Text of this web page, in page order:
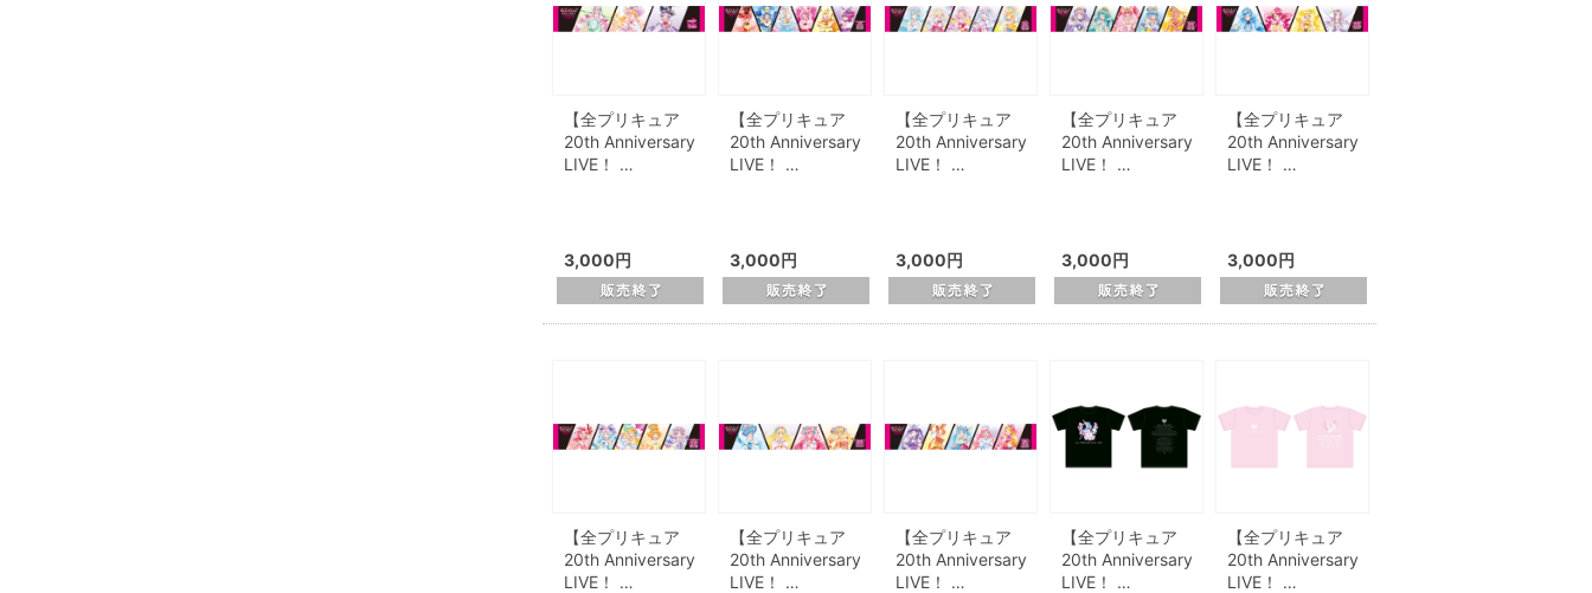
【全プリキュア
20th Anniversary
LIVE！ …
3,000円
【全プリキュア
20th Anniversary
LIVE！ …
3,000円
【全プリキュア
20th Anniversary
LIVE！ …
3,000円
【全プリキュア
20th Anniversary
LIVE！ …
3,000円
【全プリキュア
20th Anniversary
LIVE！ …
3,000円
【全プリキュア
20th Anniversary
LIVE！ …
【全プリキュア
20th Anniversary
LIVE！ …
【全プリキュア
20th Anniversary
LIVE！ …
【全プリキュア
20th Anniversary
LIVE！ …
【全プリキュア
20th Anniversary
LIVE！ …